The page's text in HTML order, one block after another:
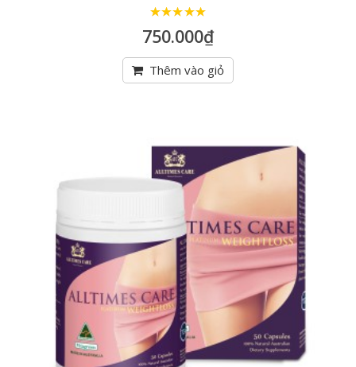
750.000₫
Thêm vào giỏ